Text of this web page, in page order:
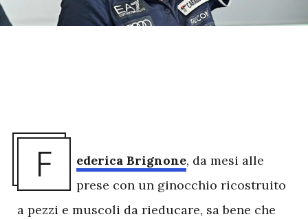
F ederica Brignone, da mesi alle
prese con un ginocchio ricostruito
a pezzi e muscoli da rieducare, sa bene che